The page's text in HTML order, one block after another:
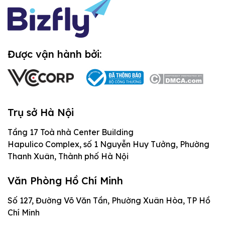
Thiết kế website theo yêu cầu là gì?
Website theo yêu cầu khác gì
website mẫu
Website mẫu thường phù hợp khi doanh
chức năng không quá đặc thù. Bạn chọn
một giao diện có sẵn, thay đổi nội dung,
cấu hình vài phần cơ bản rồi đưa vào sử
dụng. Cách này tiết kiệm thời gian, nhưng
hàng riêng, bộ lọc sản phẩm phức tạp, phân
Website theo yêu cầu đi từ bài toán trước,
giao diện sau. Đơn vị triển khai cần hiểu
người dùng mục tiêu, mục tiêu chuyển đổi,
Được vận hành bởi:
Trụ sở Hà Nội
Tầng 17 Toà nhà Center Building
Hapulico Complex, số 1 Nguyễn Huy Tưởng, Phường
Thanh Xuân, Thành phố Hà Nội
Văn Phòng Hồ Chí Minh
Số 127, Đường Võ Văn Tần, Phường Xuân Hòa, TP Hồ
Chí Minh